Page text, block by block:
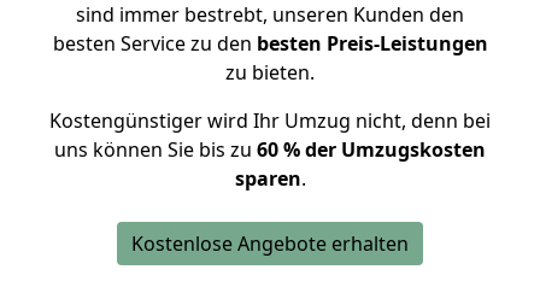
sind immer bestrebt, unseren Kunden den
besten Service zu den besten Preis-Leistungen
zu bieten.
Kostengünstiger wird Ihr Umzug nicht, denn bei
uns können Sie bis zu 60 % der Umzugskosten
sparen.
Kostenlose Angebote erhalten